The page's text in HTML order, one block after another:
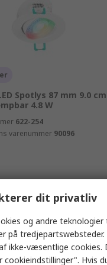
Spotlys 87 mm 9.0 cm
4.8 W
622-254
varenummer 90096
(ekskl. moms) Kr. 151,03/
dit privatliv
og andre
på
ikke-væsentlige
cookieindstillinger". Hvis